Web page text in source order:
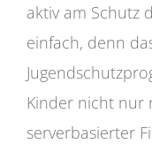
aktiv am Schutz
einfach, denn
Kinder nicht nur
serverbasierter